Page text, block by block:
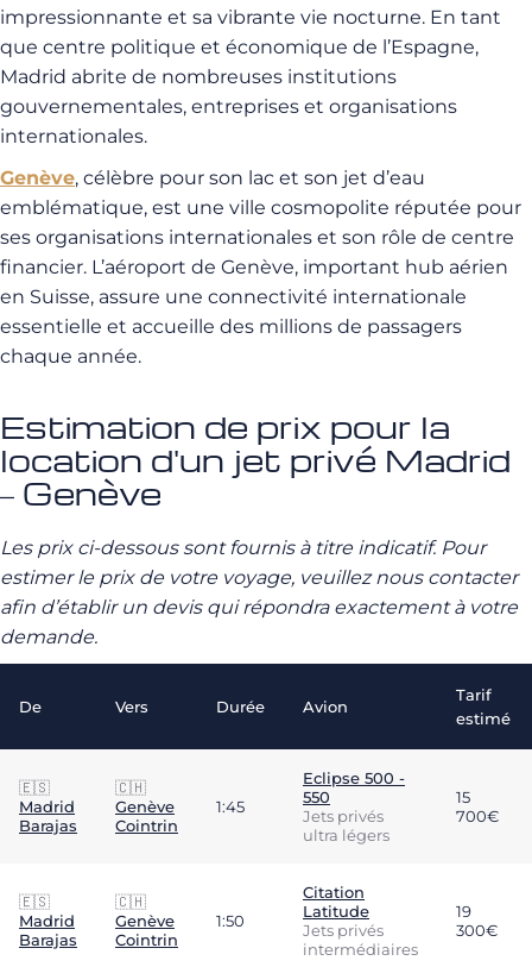
impressionnante et sa vibrante vie nocturne. En tant
que centre politique et économique de l’Espagne,
Madrid abrite de nombreuses institutions
gouvernementales, entreprises et organisations
internationales.
Genève, célèbre pour son lac et son jet d’eau
emblématique, est une ville cosmopolite réputée pour
ses organisations internationales et son rôle de centre
financier. L’aéroport de Genève, important hub aérien
en Suisse, assure une connectivité internationale
essentielle et accueille des millions de passagers
chaque année.
Estimation de prix pour la
location d'un jet privé Madrid
– Genève
Les prix ci-dessous sont fournis à titre indicatif. Pour
estimer le prix de votre voyage, veuillez nous contacter
afin d’établir un devis qui répondra exactement à votre
demande.
De Vers Durée Avion
Tarif
estimé
🇪🇸
Madrid
Barajas
🇨🇭
Genève
Cointrin
1:45
Eclipse 500 -
550
Jets privés
ultra légers
15
700€
🇪🇸
Madrid
Barajas
🇨🇭
Genève
Cointrin
1:50
Citation
Latitude
Jets privés
intermédiaires
19
300€